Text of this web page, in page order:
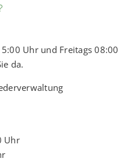
Uhr und Freitags 08:00
da.
Uhr